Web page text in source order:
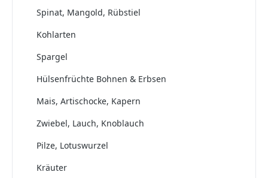
Spinat, Mangold, Rübstiel
Kohlarten
Spargel
Hülsenfrüchte Bohnen & Erbsen
Mais, Artischocke, Kapern
Zwiebel, Lauch, Knoblauch
Pilze, Lotuswurzel
Kräuter